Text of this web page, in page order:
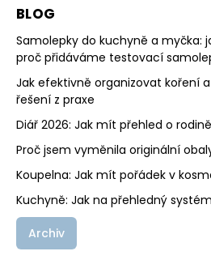
BLOG
Samolepky do kuchyně a myčka:
proč přidáváme testovací
Jak efektivně organizovat koření
řešení z praxe
Diář 2026: Jak mít přehled o
Proč jsem vyměnila originální
Koupelna: Jak mít pořádek v
Kuchyně: Jak na přehledný
Archiv